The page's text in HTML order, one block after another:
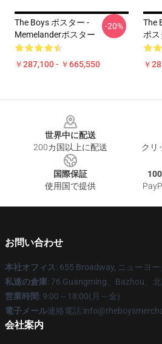
The Boys ポスター -
Memelanderポスター
￥287,100 - ￥665,550
-20%
The
ポス
￥
世界中に配送
200カ国以上に配送
クリ
国際保証
使用国で提供
お問い合わせ
本社オフィス: 655 Broadway, ニューヨ
私達の倉庫: 76 Guangming、Bazhou、
営業時間: 9:00～18:00(月～金)
電子メール連絡電話
会社案内